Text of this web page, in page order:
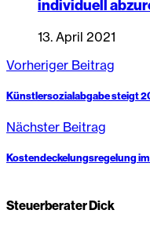
individuell
13. April 2021
Vorheriger Beitrag
Künstlersozialabgabe steigt
Nächster Beitrag
Kostendeckelungsregelung
Steuerberater Dick